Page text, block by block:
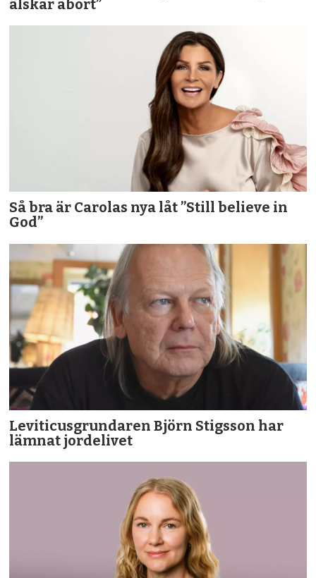
älskar abort”
Så bra är Carolas nya låt ”Still believe in
God”
Leviticusgrundaren Björn Stigsson har
lämnat jordelivet